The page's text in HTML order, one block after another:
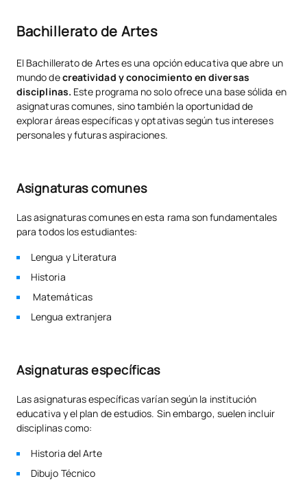
Bachillerato de Artes
El Bachillerato de Artes es una opción educativa que abre un
mundo decreatividad y conocimiento en diversas
disciplinas. Este programa no solo ofrece una base sólida en
asignaturas comunes, sino también la oportunidad de
explorar áreas específicas y optativas según tus intereses
personales y futuras aspiraciones.
Asignaturas comunes
Las asignaturas comunes en esta rama son fundamentales
para todos los estudiantes:
Lengua y Literatura
Historia
Matemáticas
Lengua extranjera
Asignaturas específicas
Las asignaturas específicas varían según la institución
educativa y el plan de estudios. Sin embargo, suelen incluir
disciplinas como:
Historia del Arte
Dibujo Técnico